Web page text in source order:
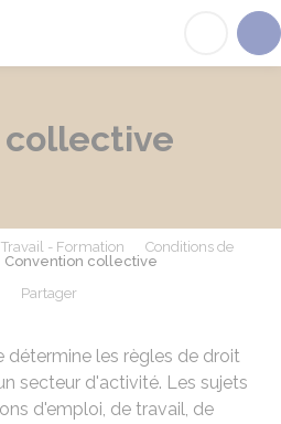
collective
Travail - Formation
Conditions de
Convention collective
Partager
les règles de droit
secteur d'activité. Les sujets
d'emploi, de travail, de